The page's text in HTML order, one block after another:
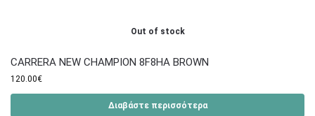
Out of stock
CARRERA NEW CHAMPION 8F8HA BROWN
120.00€
Διαβάστε περισσότερα